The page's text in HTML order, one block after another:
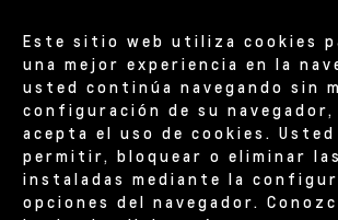
Este sitio web utiliza cookies
una mejor experiencia en la
usted continúa navegando sin
configuración de su
acepta el uso de cookies.
permitir, bloquear o eliminar
instaladas mediante la
opciones del navegador.